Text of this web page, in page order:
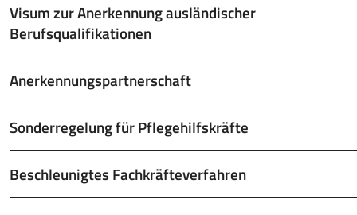
Visum zur Anerkennung ausländischer
Berufsqualifikationen
Anerkennungspartnerschaft
Sonderregelung für Pflegehilfskräfte
Beschleunigtes Fachkräfteverfahren